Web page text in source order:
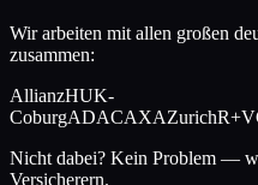
Wir arbeiten mit allen großen
zusammen:
AllianzHUK-
CoburgADACAXAZurichR+V
Nicht dabei? Kein Problem —
Versicherern.